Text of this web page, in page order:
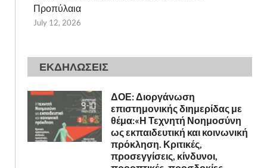
Προπύλαια
July 12, 2026
ΕΚΔΗΛΩΣΕΙΣ
ΔΟΕ: Διοργάνωση
επιστημονικής διημερίδας με
θέμα:«Η Τεχνητή Νοημοσύνη
ως εκπαιδευτική και κοινωνική
πρόκληση. Κριτικές,
προσεγγίσεις, κίνδυνοι,